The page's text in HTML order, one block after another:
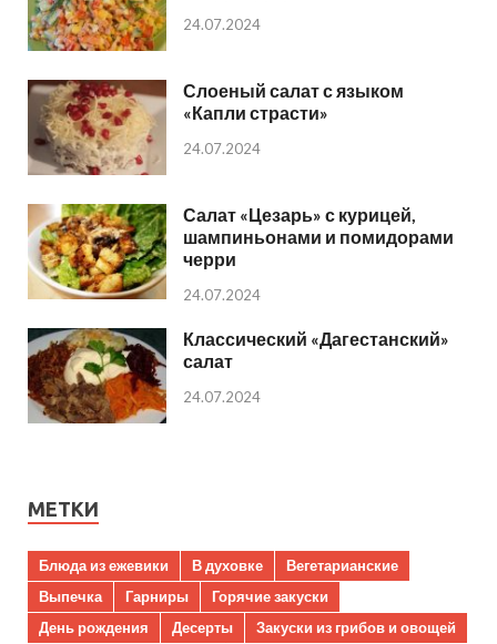
24.07.2024
Слоеный салат с языком
«Капли страсти»
24.07.2024
Салат «Цезарь» с курицей,
шампиньонами и помидорами
черри
24.07.2024
Классический «Дагестанский»
салат
24.07.2024
МЕТКИ
Блюда из ежевики В духовке
Вегетарианские
Выпечка
Гарниры
Горячие закуски
День рождения
Десерты
Закуски из грибов и овощей